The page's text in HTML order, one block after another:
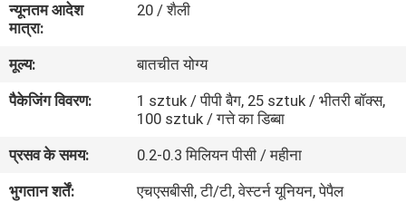
कारखाना
भ्रमण
गुणवत्ता
नियंत्रण
न्यूनतम आदेश
मात्रा:
20 / शैली
मूल्य:
बातचीत योग्य
पैकेजिंग विवरण:
1 sztuk / पीपी बैग, 25 sztuk / भीतरी बॉक्स,
100 sztuk / गत्ते का डिब्बा
प्रसव के समय:
0.2-0.3 मिलियन पीसी / महीना
भुगतान शर्तें:
एचएसबीसी, टी/टी, वेस्टर्न यूनियन, पेपैल